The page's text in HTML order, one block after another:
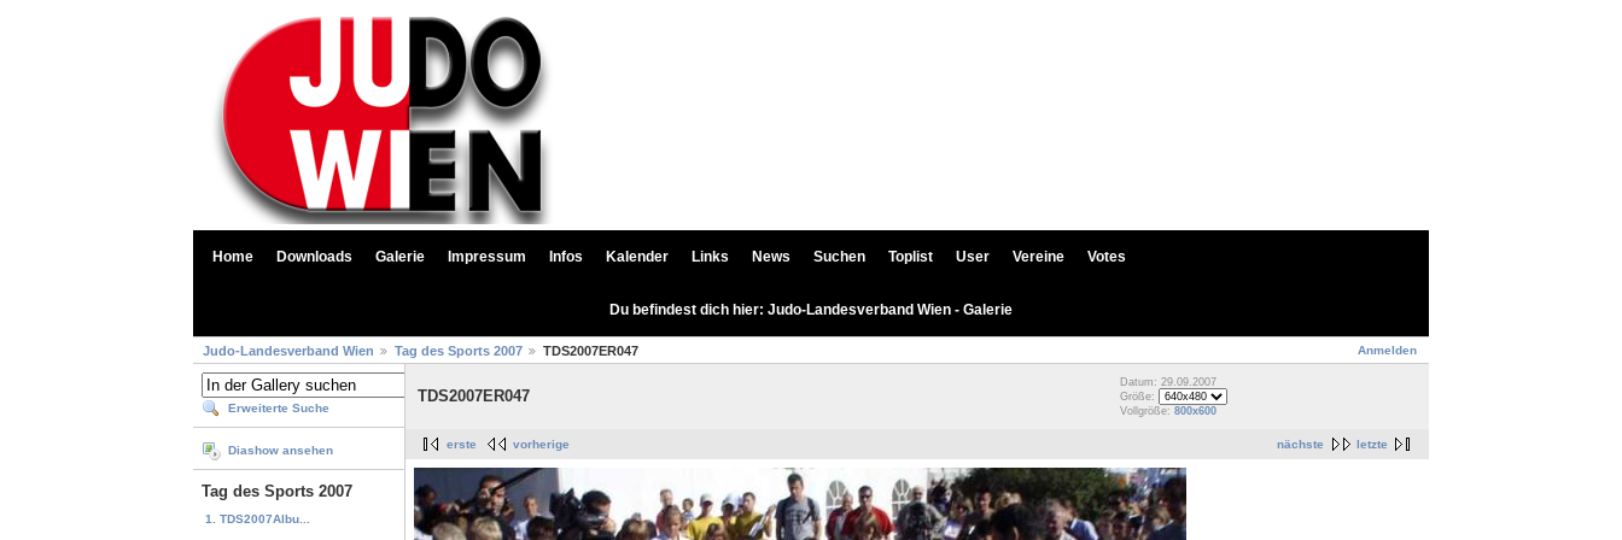
Home Downloads Galerie Impressum Infos Kalender Links News Suchen Toplist User Vereine Votes
Du befindest dich hier: Judo-Landesverband Wien - Galerie
Anmelden
Judo-Landesverband Wien Tag des Sports 2007 TDS2007ER047
Erweiterte Suche
Diashow ansehen
Tag des Sports 2007
1. TDS2007Albu...
TDS2007ER047
Datum: 29.09.2007
Größe:
Vollgröße: 800x600
nächste letzte
erste vorherige